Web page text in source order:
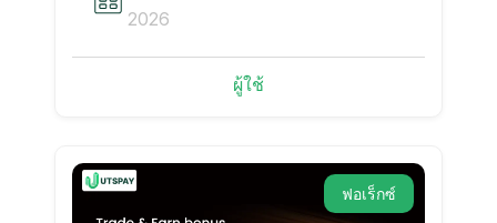
2026
ผู้ใช้
ฟอเร็กซ์